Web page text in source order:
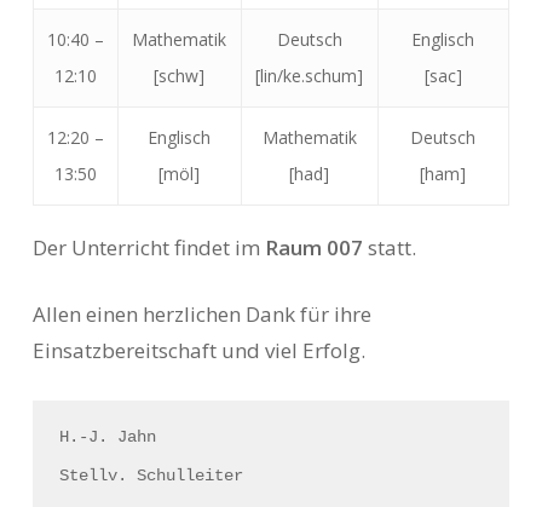
10:40 –
12:10
Mathematik
[schw]
Deutsch
[lin/ke.schum]
Englisch
[sac]
12:20 –
13:50
Englisch
[möl]
Mathematik
[had]
Deutsch
[ham]
Der Unterricht findet im Raum 007 statt.
Allen einen herzlichen Dank für ihre
Einsatzbereitschaft und viel Erfolg.
H.-J. Jahn
Stellv. Schulleiter